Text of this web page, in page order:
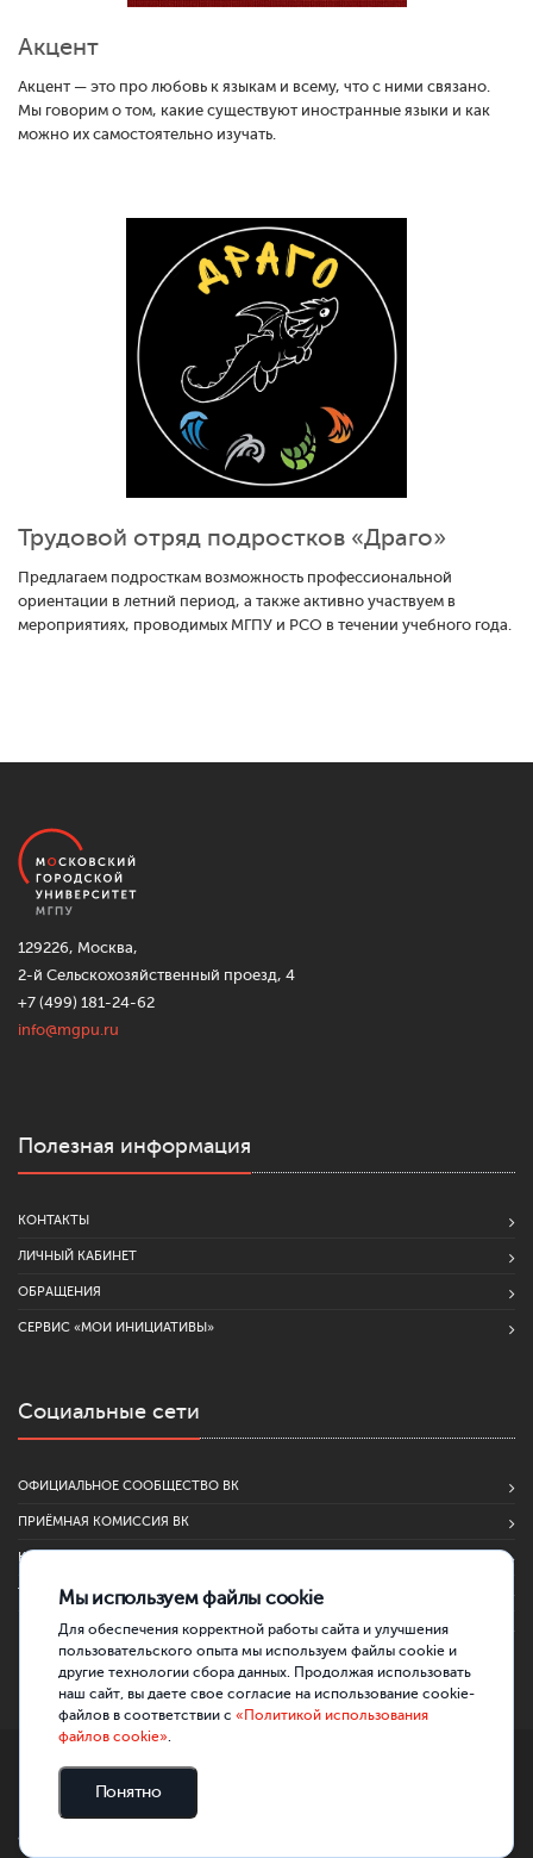
Акцент
Акцент — это про любовь к языкам и всему, что с ними связано.
Мы говорим о том, какие существуют иностранные языки и как
можно их самостоятельно изучать.
Трудовой отряд подростков «Драго»
Предлагаем подросткам возможность профессиональной
ориентации в летний период, а также активно участвуем в
мероприятиях, проводимых МГПУ и РСО в течении учебного года.
129226, Москва,
2-й Сельскохозяйственный проезд, 4
+7 (499) 181-24-62
info@mgpu.ru
Полезная информация
КОНТАКТЫ
ЛИЧНЫЙ КАБИНЕТ
ОБРАЩЕНИЯ
СЕРВИС «МОИ ИНИЦИАТИВЫ»
Социальные сети
ОФИЦИАЛЬНОЕ СООБЩЕСТВО ВК
ПРИЁМНАЯ КОМИССИЯ ВК
КЛТМС | МЕДИА. СОБЫТИЯ. ДРУЗЬЯ
TELEGRAM-КАНАЛ
КАНАЛ В MAX
ГАОУ ВО МГПУ, 2026 |Сведения об образовательной организации
Министерство науки и высшего образования РФ
Мы используем файлы cookie
Для обеспечения корректной работы сайта и улучшения
пользовательского опыта мы используем файлы cookie и
другие технологии сбора данных. Продолжая использовать
наш сайт, вы даете свое согласие на использование cookie-
файлов в соответствии с «Политикой использования
файлов cookie».
Понятно